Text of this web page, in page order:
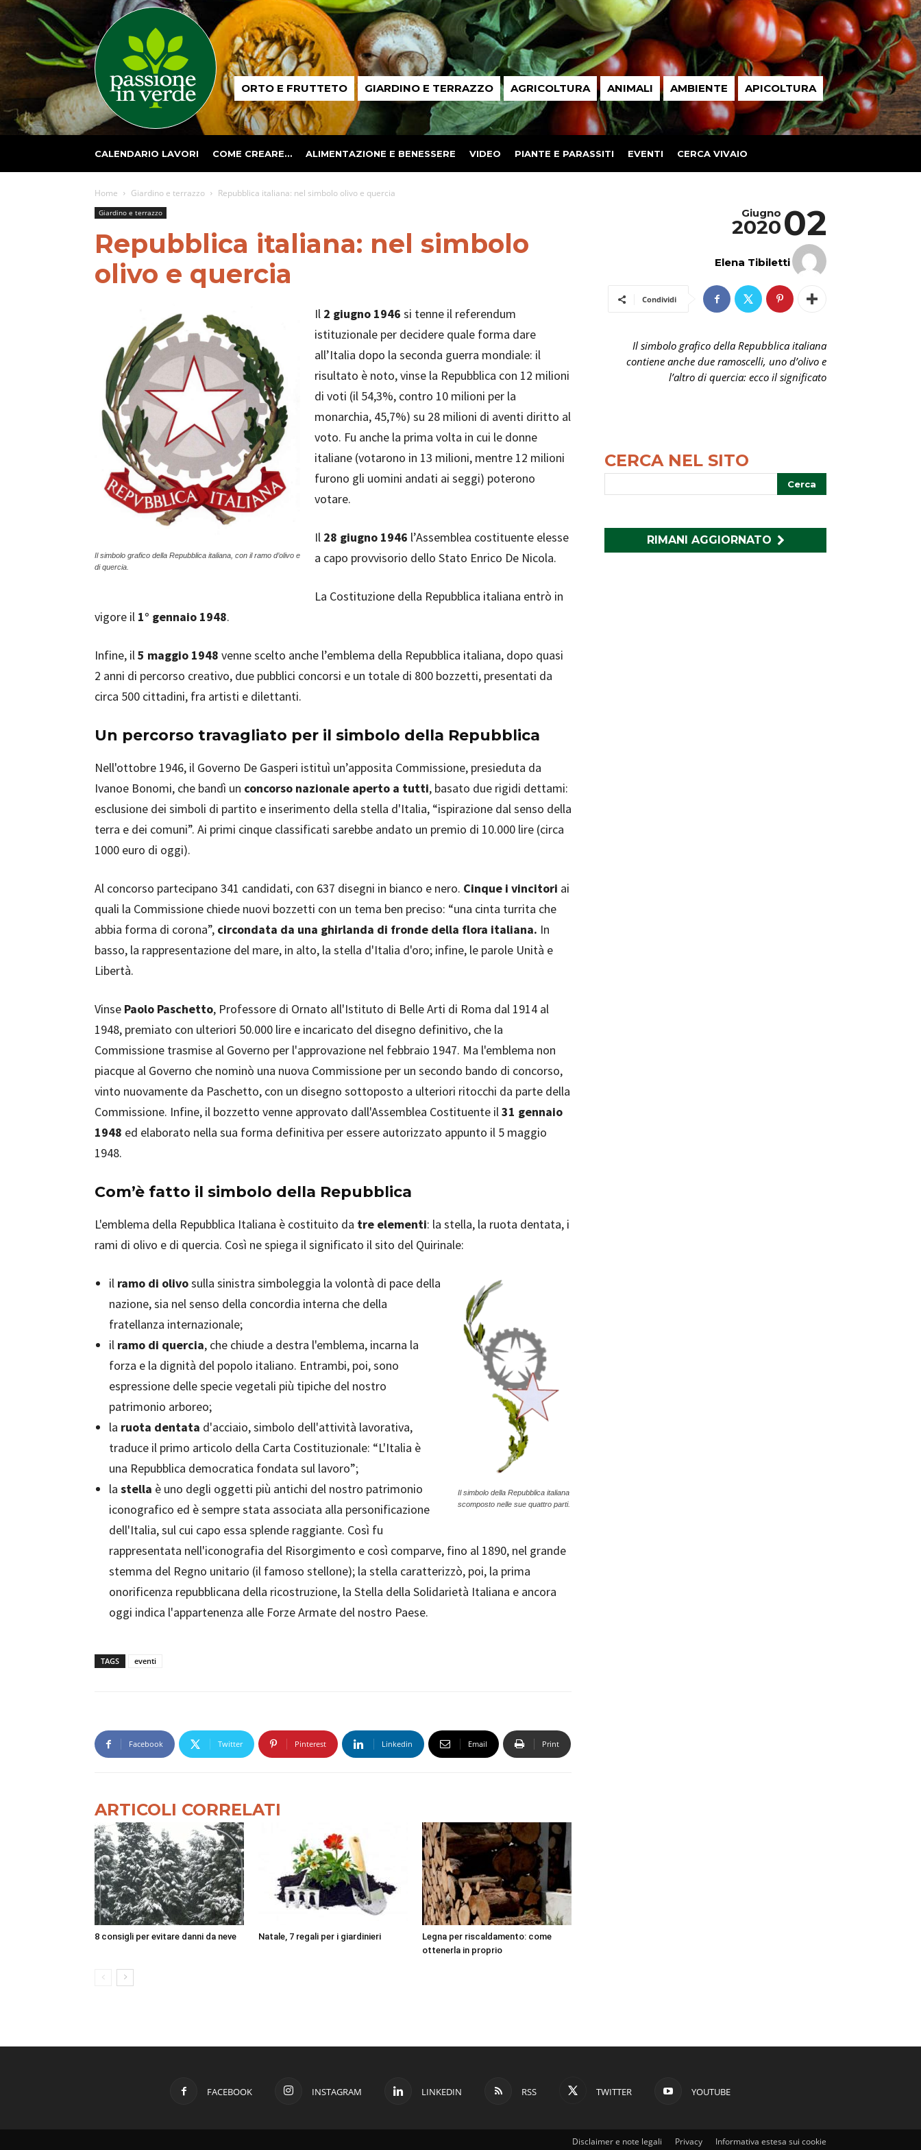
Passione
in ORTO E FRUTTETO GIARDINO E TERRAZZO AGRICOLTURA ANIMALI AMBIENTE APICOLTURA
CALENDARIO LAVORI COME CREARE… ALIMENTAZIONE E BENESSERE VIDEO PIANTE E PARASSITI EVENTI CERCA VIVAIO
Home Giardino e terrazzo Repubblica italiana: nel simbolo olivo e quercia
Giardino e terrazzo
Repubblica italiana: nel simbolo
olivo e quercia
Il simbolo grafico della Repubblica italiana, con il ramo d’olivo e
di quercia.
Il 2 giugno 1946 si tenne il referendum
istituzionale per decidere quale forma dare
all’Italia dopo la seconda guerra mondiale: il
risultato è noto, vinse la Repubblica con 12 milioni
di voti (il 54,3%, contro 10 milioni per la
monarchia, 45,7%) su 28 milioni di aventi diritto al
voto. Fu anche la prima volta in cui le donne
italiane (votarono in 13 milioni, mentre 12 milioni
furono gli uomini andati ai seggi) poterono
votare.
Il 28 giugno 1946 l’Assemblea costituente elesse
a capo provvisorio dello Stato Enrico De Nicola.
La Costituzione della Repubblica italiana entrò in
vigore il 1° gennaio 1948.
Infine, il5 maggio 1948 venne scelto anche l’emblema della Repubblica italiana, dopo quasi
2 anni di percorso creativo, due pubblici concorsi e un totale di 800 bozzetti, presentati da
circa 500 cittadini, fra artisti e dilettanti.
Un percorso travagliato per il simbolo della Repubblica
Nell'ottobre 1946, il Governo De Gasperi istituì un’apposita Commissione, presieduta da
Ivanoe Bonomi, che bandì un concorso nazionale aperto a tutti, basato due rigidi dettami:
esclusione dei simboli di partito e inserimento della stella d'Italia, “ispirazione dal senso della
terra e dei comuni”. Ai primi cinque classificati sarebbe andato un premio di 10.000 lire (circa
1000 euro di oggi).
Al concorso partecipano 341 candidati, con 637 disegni in bianco e nero. Cinque i vincitori ai
quali la Commissione chiede nuovi bozzetti con un tema ben preciso: “una cinta turrita che
abbia forma di corona”, circondata da una ghirlanda di fronde della flora italiana. In
basso, la rappresentazione del mare, in alto, la stella d'Italia d'oro; infine, le parole Unità e
Libertà.
Vinse Paolo Paschetto, Professore di Ornato all'Istituto di Belle Arti di Roma dal 1914 al
1948, premiato con ulteriori 50.000 lire e incaricato del disegno definitivo, che la
Commissione trasmise al Governo per l'approvazione nel febbraio 1947. Ma l'emblema non
piacque al Governo che nominò una nuova Commissione per un secondo bando di concorso,
vinto nuovamente da Paschetto, con un disegno sottoposto a ulteriori ritocchi da parte della
Commissione. Infine, il bozzetto venne approvato dall'Assemblea Costituente il31 gennaio
1948 ed elaborato nella sua forma definitiva per essere autorizzato appunto il 5 maggio
1948.
Com’è fatto il simbolo della Repubblica
L'emblema della Repubblica Italiana è costituito da tre elementi: la stella, la ruota dentata, i
rami di olivo e di quercia. Così ne spiega il significato il sito del Quirinale:
Il simbolo della Repubblica italiana
scomposto nelle sue quattro parti.
il ramo di olivosulla sinistra simboleggia la volontà di pace della
nazione, sia nel senso della concordia interna che della
fratellanza internazionale;
il ramo di quercia, che chiude a destra l'emblema, incarna la
forza e la dignità del popolo italiano. Entrambi, poi, sono
espressione delle specie vegetali più tipiche del nostro
patrimonio arboreo;
la ruota dentata d'acciaio, simbolo dell'attività lavorativa,
traduce il primo articolo della Carta Costituzionale: “L'Italia è
una Repubblica democratica fondata sul lavoro”;
la stella è uno degli oggetti più antichi del nostro patrimonio
iconografico ed è sempre stata associata alla personificazione
dell'Italia, sul cui capo essa splende raggiante. Così fu
rappresentata nell'iconografia del Risorgimento e così comparve, fino al 1890, nel grande
stemma del Regno unitario (il famoso stellone); la stella caratterizzò, poi, la prima
onorificenza repubblicana della ricostruzione, la Stella della Solidarietà Italiana e ancora
oggi indica l'appartenenza alle Forze Armate del nostro Paese.
TAGS eventi
Facebook Twitter Pinterest Linkedin Email Print
ARTICOLI CORRELATI
8 consigli per evitare danni da neve Natale, 7 regali per i giardinieri
Legna per riscaldamento: come
ottenerla in proprio
02
Giugno
2020
Elena Tibiletti
Condividi
Il simbolo grafico della Repubblica italiana
contiene anche due ramoscelli, uno d’olivo e
l’altro di quercia: ecco il significato
CERCA NEL SITO
RIMANI AGGIORNATO
FACEBOOK INSTAGRAM LINKEDIN RSS TWITTER YOUTUBE
Disclaimer e note legali Privacy Informativa estesa sui cookie